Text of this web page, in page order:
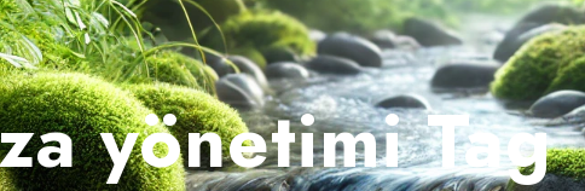
yönetimi Tag